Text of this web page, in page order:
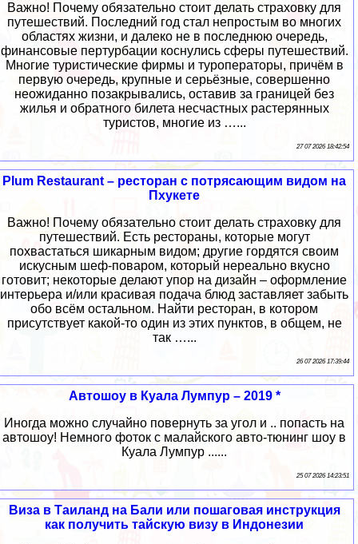
Важно! Почему обязательно стоит делать страховку для
путешествий. Последний год стал непростым во многих
областях жизни, и далеко не в последнюю очередь,
финансовые пертурбации коснулись сферы путешествий.
Многие туристические фирмы и туроператоры, причём в
первую очередь, крупные и серьёзные, совершенно
неожиданно позакрывались, оставив за границей без
жилья и обратного билета несчастных растерянных
туристов, многие из …...
27 07 2026 18:42:54
Plum Restaurant – ресторан с потрясающим видом на
Пхукете
Важно! Почему обязательно стоит делать страховку для
путешествий. Есть рестораны, которые могут
похвастаться шикарным видом; другие гордятся своим
искусным шеф-поваром, который нереально вкусно
готовит; некоторые делают упор на дизайн – оформление
интерьера и/или красивая подача блюд заставляет забыть
обо всём остальном. Найти ресторан, в котором
присутствует какой-то один из этих пунктов, в общем, не
так …...
26 07 2026 17:39:44
Автошоу в Куала Лумпур – 2019 *
Иногда можно случайно повернуть за угол и .. попасть на
автошоу! Немного фоток с малайского авто-тюнинг шоу в
Куала Лумпур ......
25 07 2026 14:23:51
Виза в Таиланд на Бали или пошаговая инструкция
как получить тайскую визу в Индонезии